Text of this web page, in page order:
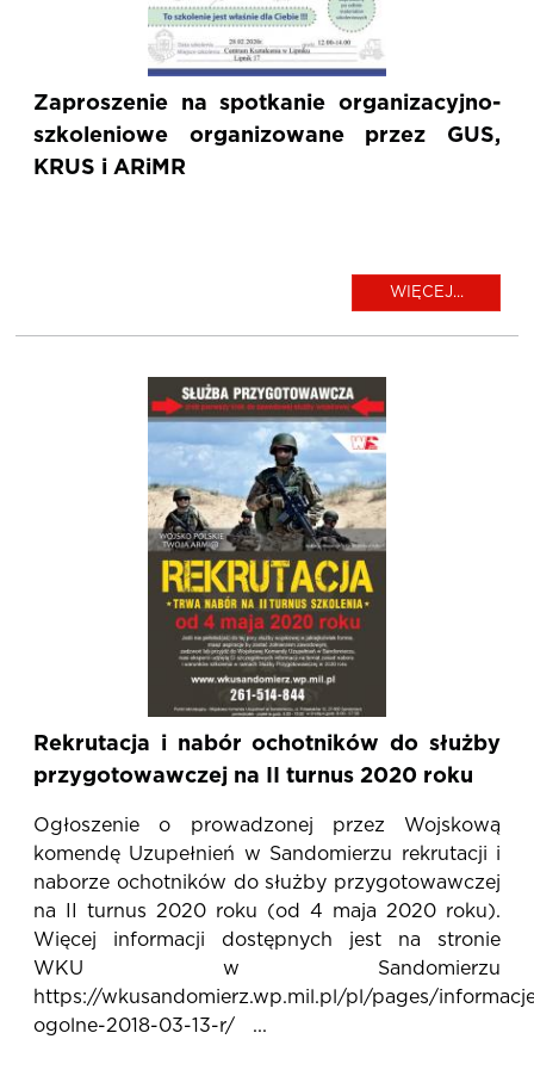
Zaproszenie na spotkanie organizacyjno-
szkoleniowe organizowane przez GUS,
KRUS i ARiMR
WIĘCEJ...
Rekrutacja i nabór ochotników do służby
przygotowawczej na II turnus 2020 roku
Ogłoszenie o prowadzonej przez Wojskową
komendę Uzupełnień w Sandomierzu rekrutacji i
naborze ochotników do służby przygotowawczej
na II turnus 2020 roku (od 4 maja 2020 roku).
Więcej informacji dostępnych jest na stronie
WKU w Sandomierzu
https://wkusandomierz.wp.mil.pl/pl/pages/
ogolne-2018-03-13-r/ ...